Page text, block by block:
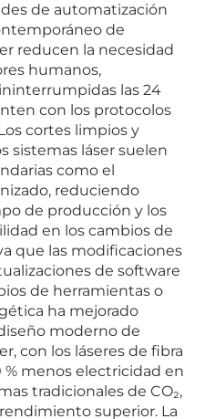
de automatización
de
reducen la necesidad
humanos,
las 24
con los protocolos
cortes limpios y
sistemas láser suelen
como el
reduciendo
de producción y los
en los cambios de
que las modificaciones
de software
de herramientas o
ha mejorado
moderno de
con los láseres de fibra
menos electricidad en
tradicionales de CO₂,
superior. La